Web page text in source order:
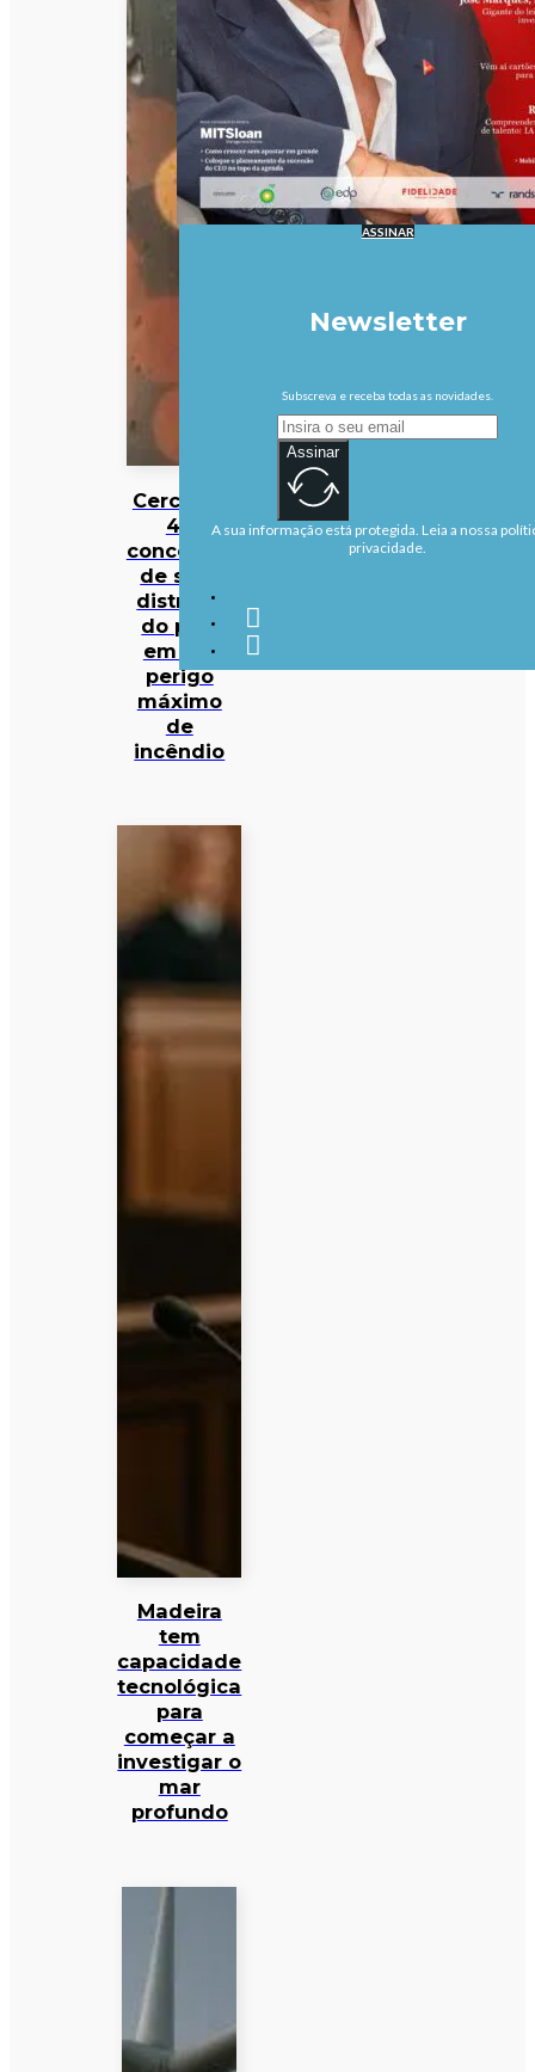
Cerca de
40
concelhos
de sete
distritos
do país
em em
perigo
máximo
de
incêndio
Madeira
tem
capacidade
tecnológica
para
começar a
investigar o
mar
profundo
ASSINAR
Newsletter
Subscreva e receba todas as novidades.
Assinar
A sua informação está protegida. Leia a nossa
privacidade.